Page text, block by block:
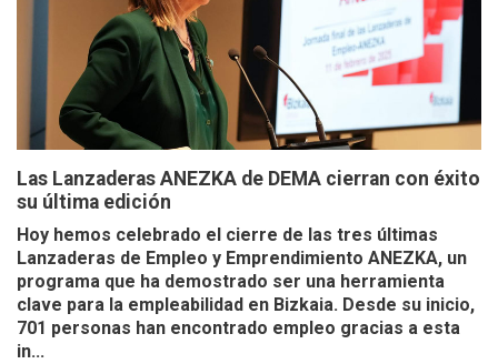
Las Lanzaderas ANEZKA de DEMA cierran con éxito
su última edición
Hoy hemos celebrado el cierre de las tres últimas
Lanzaderas de Empleo y Emprendimiento ANEZKA, un
programa que ha demostrado ser una herramienta
clave para la empleabilidad en Bizkaia. Desde su inicio,
701 personas han encontrado empleo gracias a esta
in...